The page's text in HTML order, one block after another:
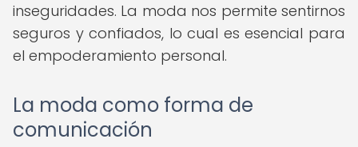
inseguridades. La moda nos permite sentirnos
seguros y confiados, lo cual es esencial para
el empoderamiento personal.
La moda como forma de
comunicación